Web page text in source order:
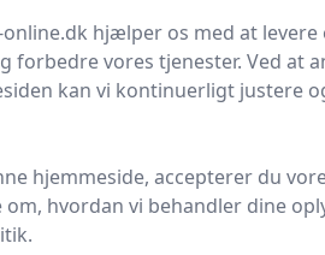
Senior Online
online.dk hjælper os med at levere
forbedre vores tjenester. Ved at
kan vi kontinuerligt justere
hjemmeside, accepterer du
hvordan vi behandler dine